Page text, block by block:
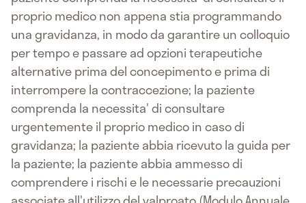
proprio medico non appena stia programmando
una gravidanza, in modo da garantire un colloquio
per tempo e passare ad opzioni terapeutiche
alternative prima del concepimento e prima di
interrompere la contraccezione; la paziente
comprenda la necessita' di consultare
urgentemente il proprio medico in caso di
gravidanza; la paziente abbia ricevuto la guida per
la paziente; la paziente abbia ammesso di
comprendere i rischi e le necessarie precauzioni